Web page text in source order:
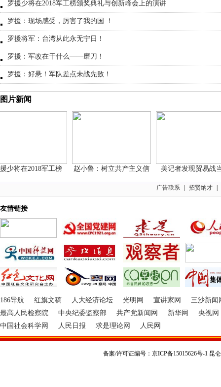
罗援少将在2018军工榜颁奖典礼与创新峰会上的演讲
罗援：现场感受，厉害了我的国 ！
罗援将军：台湾从此永无宁日！
罗援：军改在干什么——磨刀！
罗援：好悬！军队差点未战先败！
图片新闻
将在2018军工榜 赵小鲁：树立共产主义信 美记者发现贸易战当口
广告联系 招贤纳才
友情链接
186导航 红旗文稿 人大经济论坛 光明网 宣讲家网
三沙新闻
最高人民检察院
中央纪委监察部 共产党新闻网 新华网
央视网
中国社会科学网
人民日报 求是理论网 人民网
备案/许可证编号：京ICP备15015626号-1 昆